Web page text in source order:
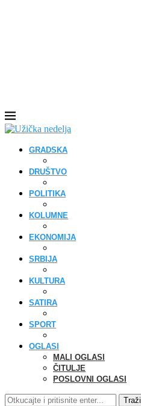
GRADSKA
DRUŠTVO
POLITIKA
KOLUMNE
EKONOMIJA
SRBIJA
KULTURA
SATIRA
SPORT
OGLASI
MALI OGLASI
ČITULJE
POSLOVNI OGLASI
Traži